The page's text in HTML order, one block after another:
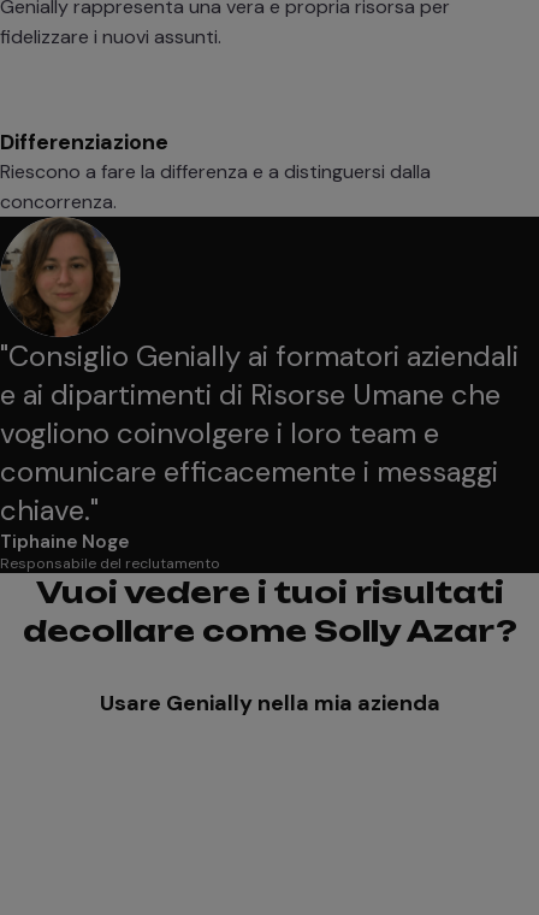
Genially rappresenta una vera e propria risorsa per
fidelizzare i nuovi assunti.
Differenziazione
Riescono a fare la differenza e a distinguersi dalla
concorrenza.
"Consiglio Genially ai formatori aziendali
e ai dipartimenti di Risorse Umane che
vogliono coinvolgere i loro team e
comunicare efficacemente i messaggi
chiave."
Tiphaine Noge
Responsabile del reclutamento
Vuoi vedere i tuoi risultati
decollare come Solly Azar?
Usare Genially nella mia azienda